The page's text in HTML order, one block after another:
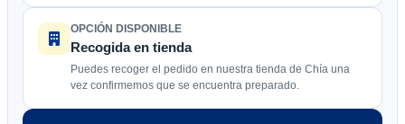
OPCIÓN DISPONIBLE
Recogida en tienda
Puedes recoger el pedido en nuestra tienda de Chía una
vez confirmemos que se encuentra preparado.